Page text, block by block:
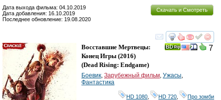
Скачать и Смотреть
Дата выхода фильма: 04.10.2019
Дата добавления: 16.10.2019
Последнее обновление: 19.08.2020
смотреть
7
Восставшие Мертвецы:
Конец Игры (2016)
(Dead Rising: Endgame)
Боевик, Зарубежный фильм, Ужасы,
Фантастика
HD 1080 HD 720 Про зомби